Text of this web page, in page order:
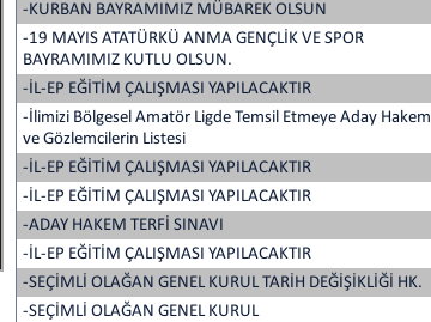
-KURBAN BAYRAMIMIZ MÜBAREK OLSUN
-19 MAYIS ATATÜRKÜ ANMA GENÇLİK VE SPOR
BAYRAMIMIZ KUTLU OLSUN.
-İL-EP EĞİTİM ÇALIŞMASI YAPILACAKTIR
-İlimizi Bölgesel Amatör Ligde Temsil Etmeye Aday Hakem
ve Gözlemcilerin Listesi
-İL-EP EĞİTİM ÇALIŞMASI YAPILACAKTIR
-İL-EP EĞİTİM ÇALIŞMASI YAPILACAKTIR
-ADAY HAKEM TERFİ SINAVI
-İL-EP EĞİTİM ÇALIŞMASI YAPILACAKTIR
-SEÇİMLİ OLAĞAN GENEL KURUL TARİH DEĞİŞİKLİĞİ HK.
-SEÇİMLİ OLAĞAN GENEL KURUL